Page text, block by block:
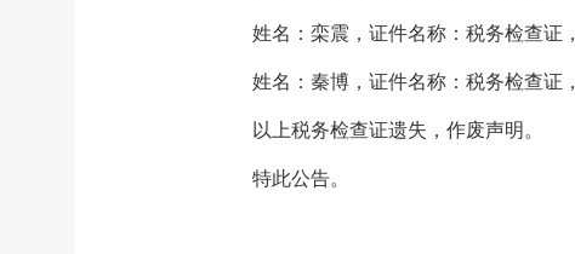
姓名：栾震，证件名称：税务检查证
姓名：秦博，证件名称：税务检查证
以上税务检查证遗失，作废声明。
特此公告。